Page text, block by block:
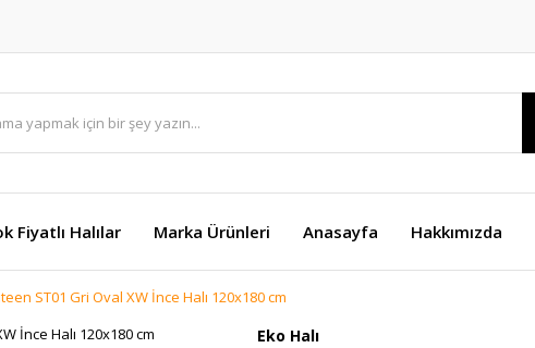
Fiyatlı Halılar Marka Ürünleri Anasayfa Hakkımızda
ST01 Gri Oval XW İnce Halı 120x180 cm
Eko Halı